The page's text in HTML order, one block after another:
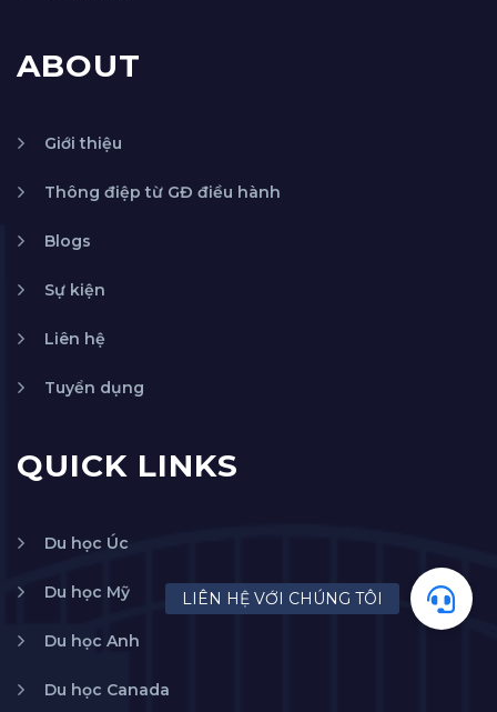
ABOUT
Giới thiệu
Thông điệp từ GĐ điều hành
Blogs
Sự kiện
Liên hệ
Tuyển dụng
QUICK LINKS
Du học Úc
Du học Mỹ
Du học Anh
Du học Canada